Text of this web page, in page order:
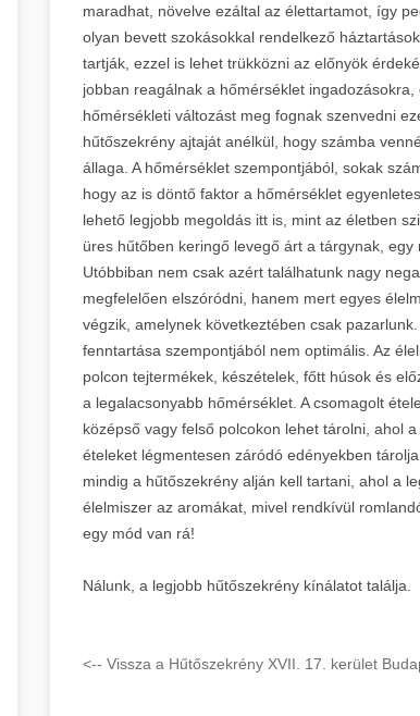
maradhat, növelve ezáltal az élettartamot, így
olyan bevett szokásokkal rendelkező
tartják, ezzel is lehet trükközni az előnyök
jobban reagálnak a hőmérséklet
hőmérsékleti változást meg fognak szenvedni
hűtőszekrény ajtaját anélkül, hogy számba
állaga. A hőmérséklet szempontjából, sokak
hogy az is döntő faktor a hőmérséklet
lehető legjobb megoldás itt is, mint az életben
üres hűtőben keringő levegő árt a tárgynak,
Utóbbiban nem csak azért találhatunk nagy
megfelelően elszóródni, hanem mert egyes
végzik, amelynek következtében csak
fenntartása szempontjából nem optimális. Az
polcon tejtermékek, készételek, főtt húsok és
a legalacsonyabb hőmérséklet. A csomagolt
középső vagy felső polcokon lehet tárolni, ahol
ételeket légmentesen záródó edényekben
mindig a hűtőszekrény alján kell tartani, ahol a
élelmiszer az aromákat, mivel rendkívül
egy mód van rá!
Nálunk, a legjobb hűtőszekrény kínálatot találja.
<-- Vissza a Hűtőszekrény XVII. 17. kerület